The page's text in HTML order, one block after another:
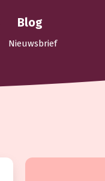
Blog
Nieuwsbrief